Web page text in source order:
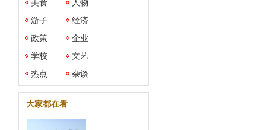
美食
人物
游子
经济
政策
企业
学校
文艺
热点
杂谈
大家都在看